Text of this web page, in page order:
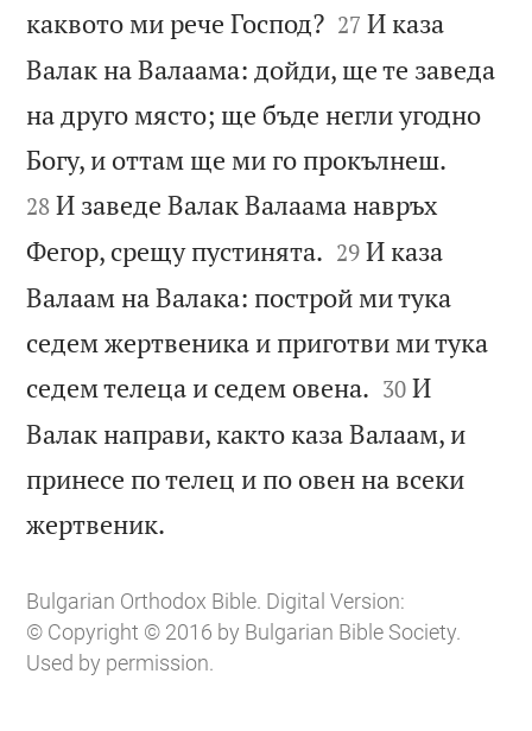
каквото ми рече Господ?
27 И каза
Валак на Валаама: дойди, ще те заведа
на друго място; ще бъде негли угодно
Богу, и оттам ще ми го прокълнеш.
28 И заведе Валак Валаама навръх
Фегор, срещу пустинята. 

29 И каза
Валаам на Валака: построй ми тука
седем жертвеника и приготви ми тука
седем телеца и седем овена. 

30 И
Валак направи, както каза Валаам, и
принесе по телец и по овен на всеки
жертвеник.
Bulgarian Orthodox Bible. Digital Version:
© Copyright © 2016 by Bulgarian Bible Society.
Used by permission.